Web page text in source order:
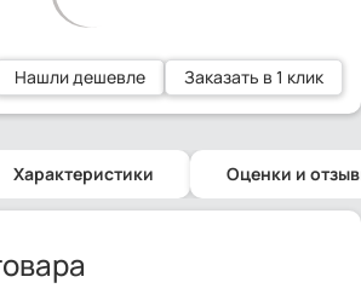
Нашли дешевле Заказать в 1 клик
Характеристики Оценки и